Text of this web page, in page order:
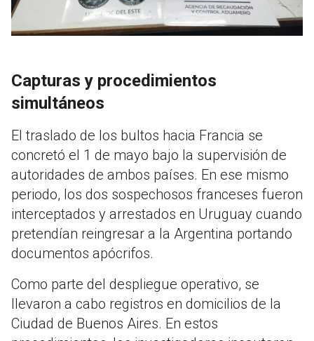
Capturas y procedimientos
simultáneos
El traslado de los bultos hacia Francia se
concretó el 1 de mayo bajo la supervisión de
autoridades de ambos países. En ese mismo
periodo, los dos sospechosos franceses fueron
interceptados y arrestados en Uruguay cuando
pretendían reingresar a la Argentina portando
documentos apócrifos.
Como parte del despliegue operativo, se
llevaron a cabo registros en domicilios de la
Ciudad de Buenos Aires. En estos